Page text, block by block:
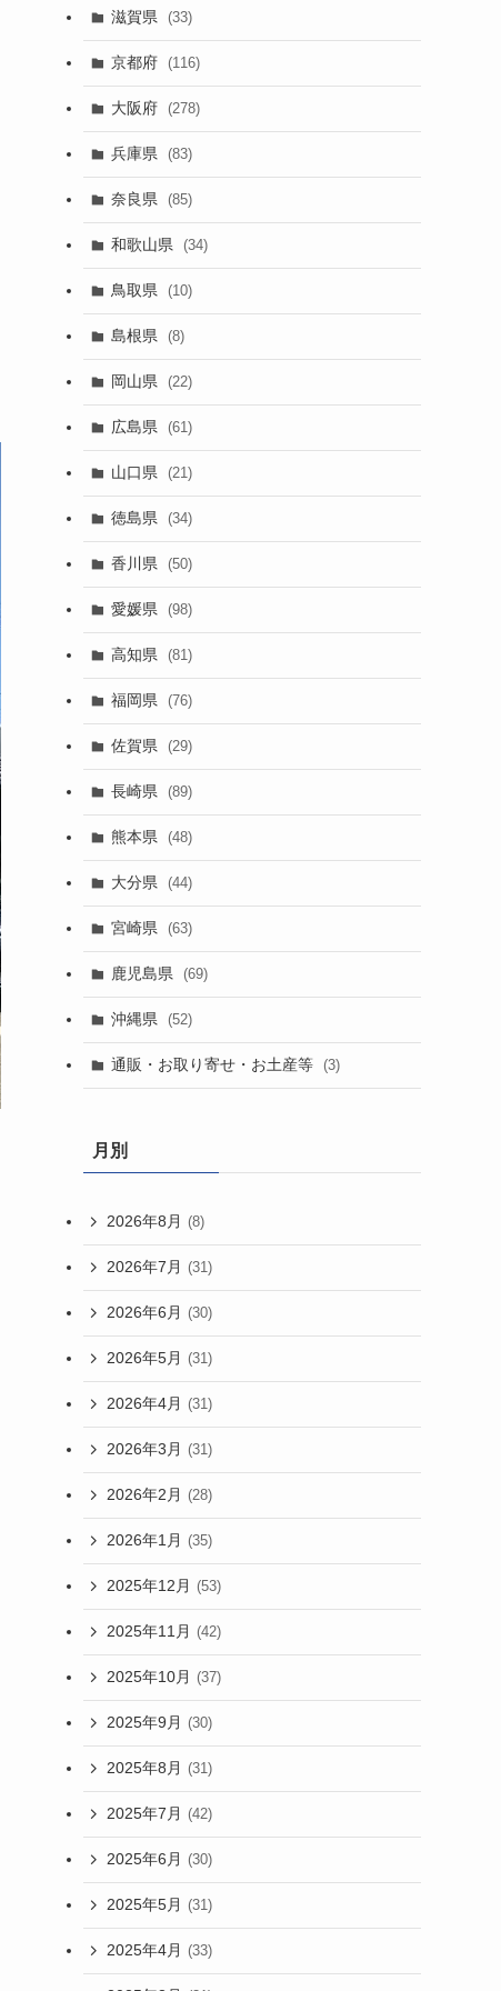
滋賀県 (33)
京都府 (116)
大阪府 (278)
兵庫県 (83)
奈良県 (85)
和歌山県 (34)
鳥取県 (10)
島根県 (8)
岡山県 (22)
広島県 (61)
山口県 (21)
徳島県 (34)
香川県 (50)
愛媛県 (98)
高知県 (81)
福岡県 (76)
佐賀県 (29)
長崎県 (89)
熊本県 (48)
大分県 (44)
宮崎県 (63)
鹿児島県 (69)
沖縄県 (52)
通販・お取り寄せ・お土産等 (3)
月別
2026年8月 (8)
2026年7月 (31)
2026年6月 (30)
2026年5月 (31)
2026年4月 (31)
2026年3月 (31)
2026年2月 (28)
2026年1月 (35)
2025年12月 (53)
2025年11月 (42)
2025年10月 (37)
2025年9月 (30)
2025年8月 (31)
2025年7月 (42)
2025年6月 (30)
2025年5月 (31)
2025年4月 (33)